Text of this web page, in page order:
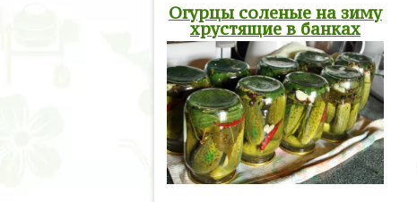
Огурцы соленые на зиму
хрустящие в банках